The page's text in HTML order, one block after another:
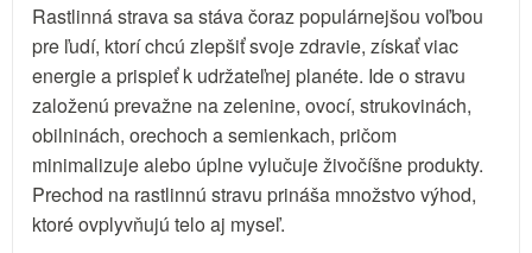
Rastlinná strava sa stáva čoraz populárnejšou voľbou
pre ľudí, ktorí chcú zlepšiť svoje zdravie, získať viac
energie a prispieť k udržateľnej planéte. Ide o stravu
založenú prevažne na zelenine, ovocí, strukovinách,
obilninách, orechoch a semienkach, pričom
minimalizuje alebo úplne vylučuje živočíšne produkty.
Prechod na rastlinnú stravu prináša množstvo výhod,
ktoré ovplyvňujú telo aj myseľ.